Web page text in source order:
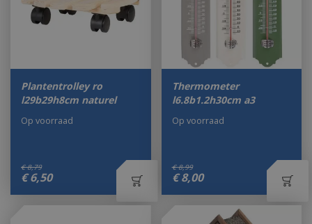
Plantentrolley ro
l29b29h8cm naturel
€ 8,79
€ 6,50
Op voorraad
Thermometer
l6.8b1.2h30cm a3
€ 8,99
€ 8,00
Op voorraad